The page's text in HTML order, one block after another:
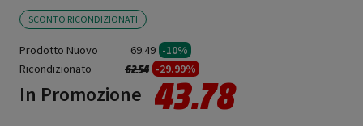
SCONTO RICONDIZIONATI
Prodotto Nuovo 69.49 -10%
Ricondizionato
Prezzo ridotto da
62.54a -29.99%
In Promozione 43.78